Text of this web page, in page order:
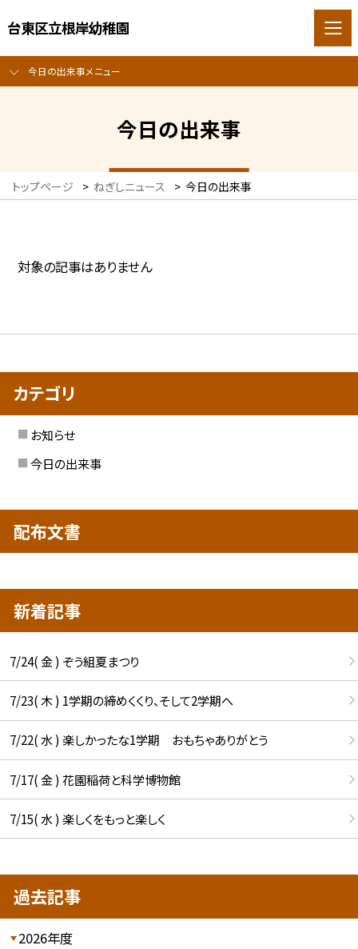
台東区立根岸幼稚園
今日の出来事メニュー
今日の出来事
トップページ > ねぎしニュース > 今日の出来事
対象の記事はありません
カテゴリ
お知らせ
今日の出来事
配布文書
新着記事
7/24( 金 ) ぞう組夏まつり
7/23( 木 ) 1学期の締めくくり、そして2学期へ
7/22( 水 ) 楽しかったな1学期 おもちゃありがとう
7/17( 金 ) 花園稲荷と科学博物館
7/15( 水 ) 楽しくをもっと楽しく
過去記事
2026年度